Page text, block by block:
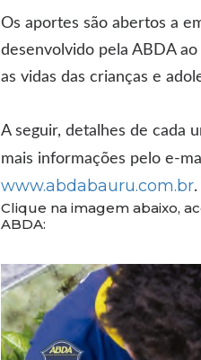
Os aportes são abertos a
desenvolvido pela ABDA
as vidas das crianças e
A seguir, detalhes de cada
mais informações pelo e-
www.abdabauru.com.br.
Clique na imagem abaixo,
ABDA: